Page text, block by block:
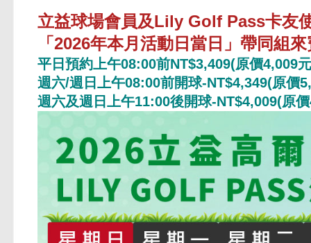
立益球場會員及Lily Golf Pass卡友
「2026年本月活動日當日」帶同組
平日預約上午08:00前NT$3,409(原價4,009
週六/週日上午08:00前開球-NT$4,349(原價
週六及週日上午11:00後開球-NT$4,009(原